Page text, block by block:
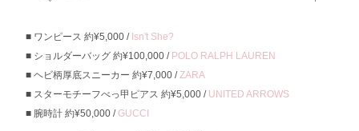
ワンピース 約¥5,000 / Isn't She?
ショルダーバッグ 約¥100,000 / POLO RALPH LAUREN
ヘビ柄厚底スニーカー 約¥7,000 /ZARA
スターモチーフべっ甲ピアス 約¥5,000 / UNITED ARROWS
腕時計 約¥50,000 /GUCCI